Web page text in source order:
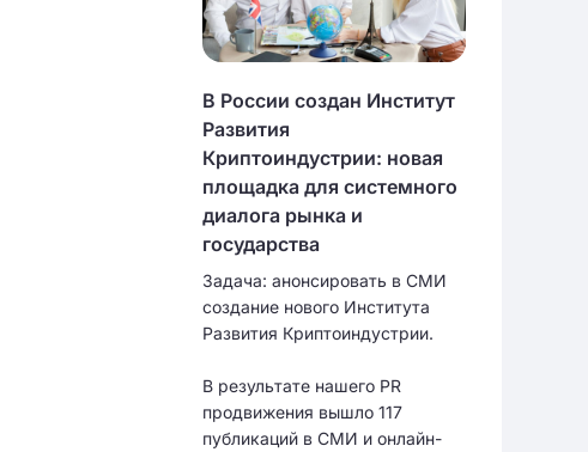
В России создан Институт
Развития
Криптоиндустрии: новая
площадка для системного
диалога рынка и
государства
Задача: анонсировать в СМИ
создание нового Института
Развития Криптоиндустрии.
В результате нашего PR
продвижения вышло 117
публикаций в СМИ и онлайн-